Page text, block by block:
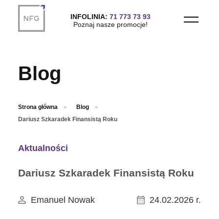
Przejdź do treści głównej
INFOLINIA: 71 773 73 93
Poznaj nasze promocje!
Blog
Strona główna
Blog
Dariusz Szkaradek Finansistą Roku
Aktualności
Dariusz Szkaradek Finansistą Roku
Emanuel Nowak 24.02.2026 r.